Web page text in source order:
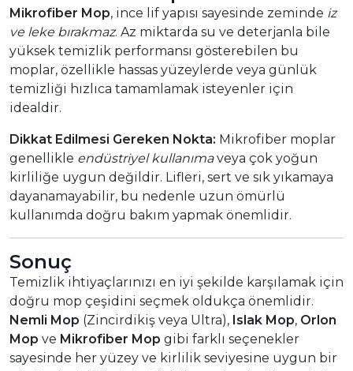
Mikrofiber Mop, ince lif yapısı sayesinde zeminde iz
ve leke bırakmaz. Az miktarda su ve deterjanla bile
yüksek temizlik performansı gösterebilen bu
moplar, özellikle hassas yüzeylerde veya günlük
temizliği hızlıca tamamlamak isteyenler için
idealdir.
Dikkat Edilmesi Gereken Nokta: Mikrofiber moplar
genellikle endüstriyel kullanımaveya çok yoğun
kirliliğe uygun değildir. Lifleri, sert ve sık yıkamaya
dayanamayabilir, bu nedenle uzun ömürlü
kullanımda doğru bakım yapmak önemlidir.
Sonuç
Temizlik ihtiyaçlarınızı en iyi şekilde karşılamak için
doğru mop çeşidini seçmek oldukça önemlidir.
Nemli Mop (Zincirdikiş veya Ultra), Islak Mop, Orlon
Mop ve Mikrofiber Mop gibi farklı seçenekler
sayesinde her yüzey ve kirlilik seviyesine uygun bir